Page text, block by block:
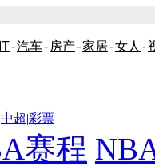
IT-汽车- 房产-家居-女人 -
中超|彩票
赛程